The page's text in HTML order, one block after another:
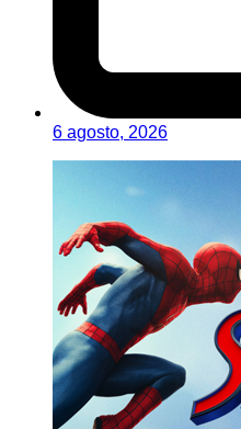
6 agosto, 2026